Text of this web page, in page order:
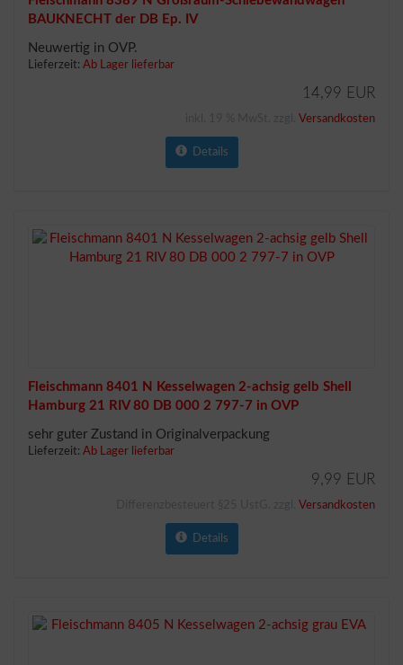
BAUKNECHT der DB Ep. IV
Neuwertig in OVP.
Lieferzeit: Ab Lager lieferbar
14,99 EUR
Versandkosten
Details
Fleischmann 8401 N Kesselwagen 2-achsig gelb Shell
Hamburg 21 RIV 80 DB 000 2 797-7 in OVP
sehr guter Zustand in Originalverpackung
Lieferzeit: Ab Lager lieferbar
9,99 EUR
Versandkosten
Details